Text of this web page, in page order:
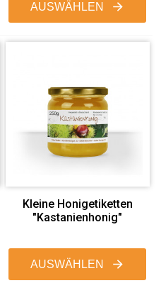
AUSWÄHLEN
Kleine Honigetiketten
"Kastanienhonig"
AUSWÄHLEN